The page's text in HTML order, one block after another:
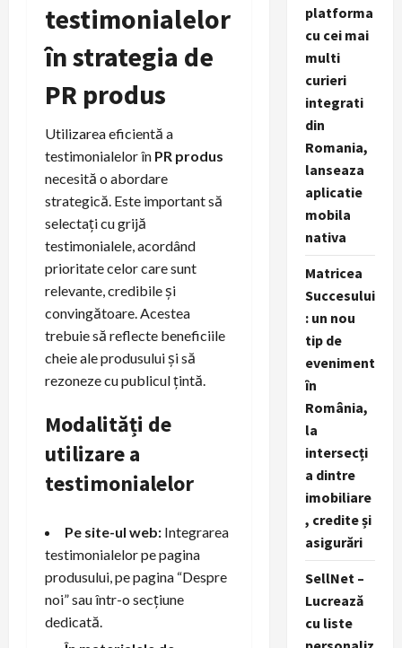
testimonialelor
în strategia de
PR produs
Utilizarea eficientă a
testimonialelor în PR produs
necesită o abordare
strategică. Este important să
selectați cu grijă
testimonialele, acordând
prioritate celor care sunt
relevante, credibile și
convingătoare. Acestea
trebuie să reflecte beneficiile
cheie ale produsului și să
rezoneze cu publicul țintă.
Modalități de
utilizare a
testimonialelor
Pe site-ul web: Integrarea
testimonialelor pe pagina
produsului, pe pagina “Despre
noi” sau într-o secțiune
dedicată.
platforma
cu cei mai
multi
curieri
integrati
din
Romania,
lanseaza
aplicatie
mobila
nativa
Matricea
Succesului
: un nou
tip de
eveniment
în
România,
la
intersecți
a dintre
imobiliare
, credite și
asigurări
SellNet –
Lucrează
cu liste